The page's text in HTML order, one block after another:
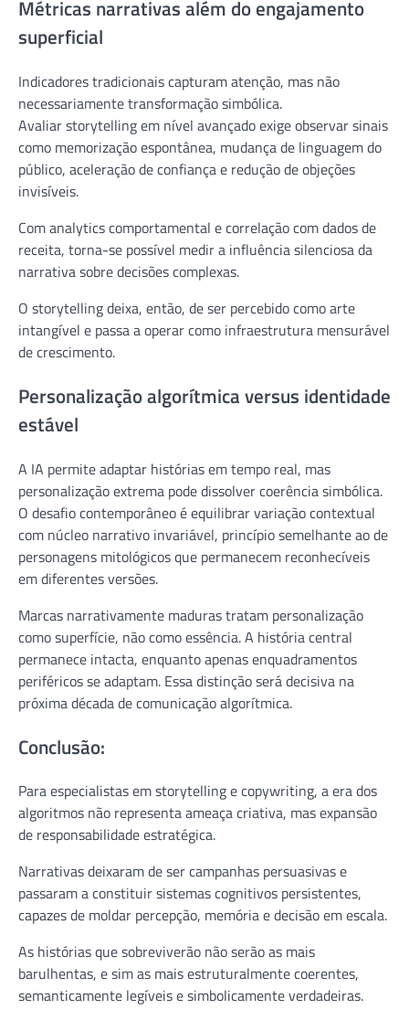
Métricas narrativas além do engajamento
superficial
Indicadores tradicionais capturam atenção, mas não
necessariamente transformação simbólica.
Avaliar storytelling em nível avançado exige observar sinais
como memorização espontânea, mudança de linguagem do
público, aceleração de confiança e redução de objeções
invisíveis.
Com analytics comportamental e correlação com dados de
receita, torna-se possível medir a influência silenciosa da
narrativa sobre decisões complexas.
O storytelling deixa, então, de ser percebido como arte
intangível e passa a operar como infraestrutura mensurável
de crescimento.
Personalização algorítmica versus identidade
estável
A IA permite adaptar histórias em tempo real, mas
personalização extrema pode dissolver coerência simbólica.
O desafio contemporâneo é equilibrar variação contextual
com núcleo narrativo invariável, princípio semelhante ao de
personagens mitológicos que permanecem reconhecíveis
em diferentes versões.
Marcas narrativamente maduras tratam personalização
como superfície, não como essência. A história central
permanece intacta, enquanto apenas enquadramentos
periféricos se adaptam. Essa distinção será decisiva na
próxima década de comunicação algorítmica.
Conclusão:
Para especialistas em storytelling e copywriting, a era dos
algoritmos não representa ameaça criativa, mas expansão
de responsabilidade estratégica.
Narrativas deixaram de ser campanhas persuasivas e
passaram a constituir sistemas cognitivos persistentes,
capazes de moldar percepção, memória e decisão em escala.
As histórias que sobreviverão não serão as mais
barulhentas, e sim as mais estruturalmente coerentes,
semanticamente legíveis e simbolicamente verdadeiras.